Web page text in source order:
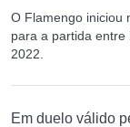
O Flamengo iniciou
para a partida entre
2022.
Em duelo válido